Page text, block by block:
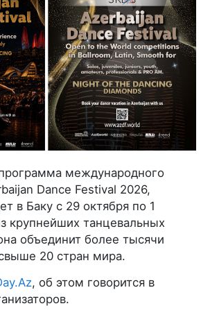
международного
Dance Festival 2026,
в Баку с 29 октября по 1
крупнейших танцевальных
объединит более тысячи
20 стран мира.
, об этом говорится в